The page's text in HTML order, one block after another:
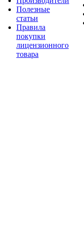
Полезные
статьи
Правила
покупки
лицензионного
товара